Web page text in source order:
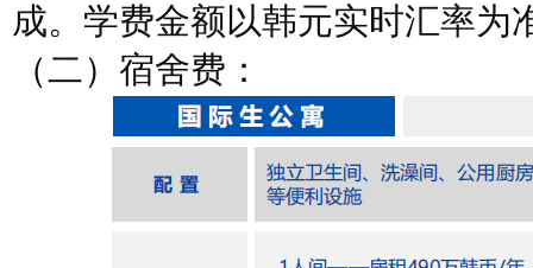
成。学费金额以韩元实时汇率为
（二）宿舍费：